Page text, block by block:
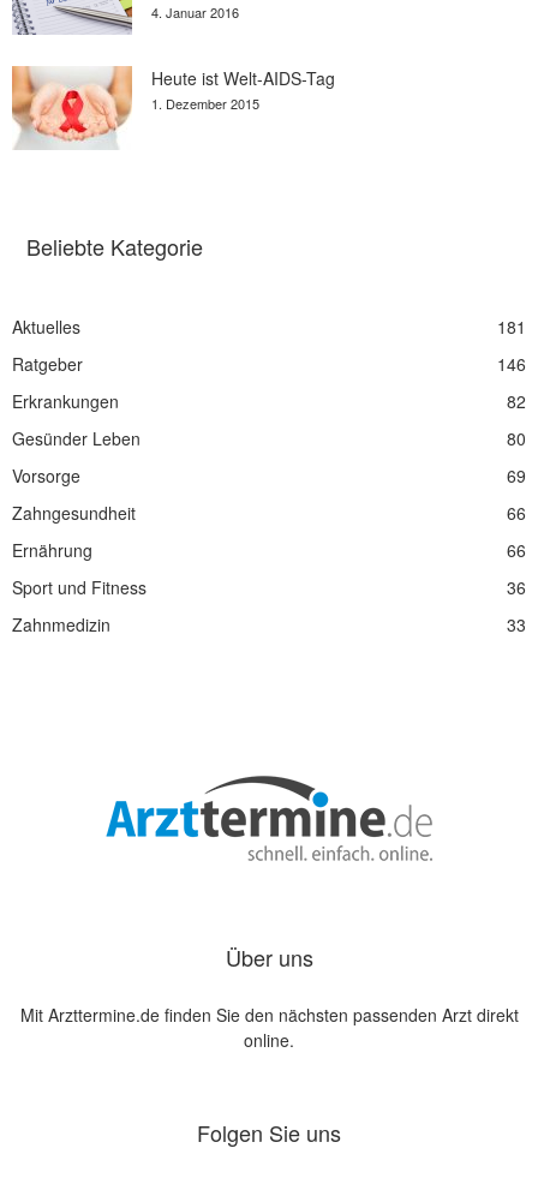
4. Januar 2016
Heute ist Welt-AIDS-Tag
1. Dezember 2015
Beliebte Kategorie
Aktuelles
181
Ratgeber
146
Erkrankungen
82
Gesünder Leben
80
Vorsorge
69
Zahngesundheit
66
Ernährung
66
Sport und Fitness
36
Zahnmedizin
33
Über uns
Mit Arzttermine.de finden Sie den nächsten passenden Arzt direkt
online.
Folgen Sie uns